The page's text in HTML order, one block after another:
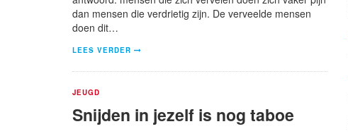
dan mensen die verdrietig zijn. De verveelde mensen
doen dit…
LEES VERDER
JEUGD
Snijden in jezelf is nog taboe